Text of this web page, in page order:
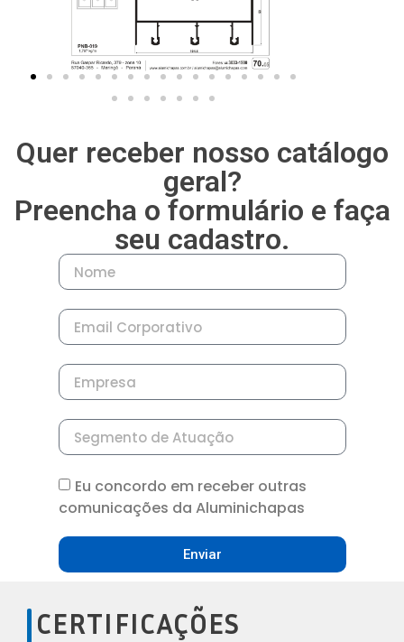
— Móveis Testeira
Quer receber nosso catálogo
geral?
Preencha o formulário e faça
seu cadastro.
Eu concordo em receber outras
comunicações da Aluminichapas
Enviar
CERTIFICAÇÕES